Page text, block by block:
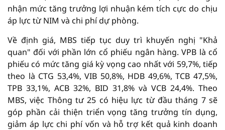
nhận mức tăng trưởng lợi nhuận kém tích cực do chịu
áp lực từ NIM và chi phí dự phòng.
Về định giá, MBS tiếp tục duy trì khuyến nghị "Khả
quan" đối với phần lớn cổ phiếu ngân hàng. VPB là cổ
phiếu có mức tăng giá kỳ vọng cao nhất với 59,7%, tiếp
theo là CTG 53,4%, VIB 50,8%, HDB 49,6%, TCB 47,5%,
TPB 33,1%, ACB 32%, BID 31,8% và VCB 24,4%. Theo
MBS, việc Thông tư 25 có hiệu lực từ đầu tháng 7 sẽ
góp phần cải thiện triển vọng tăng trưởng tín dụng,
giảm áp lực chi phí vốn và hỗ trợ kết quả kinh doanh